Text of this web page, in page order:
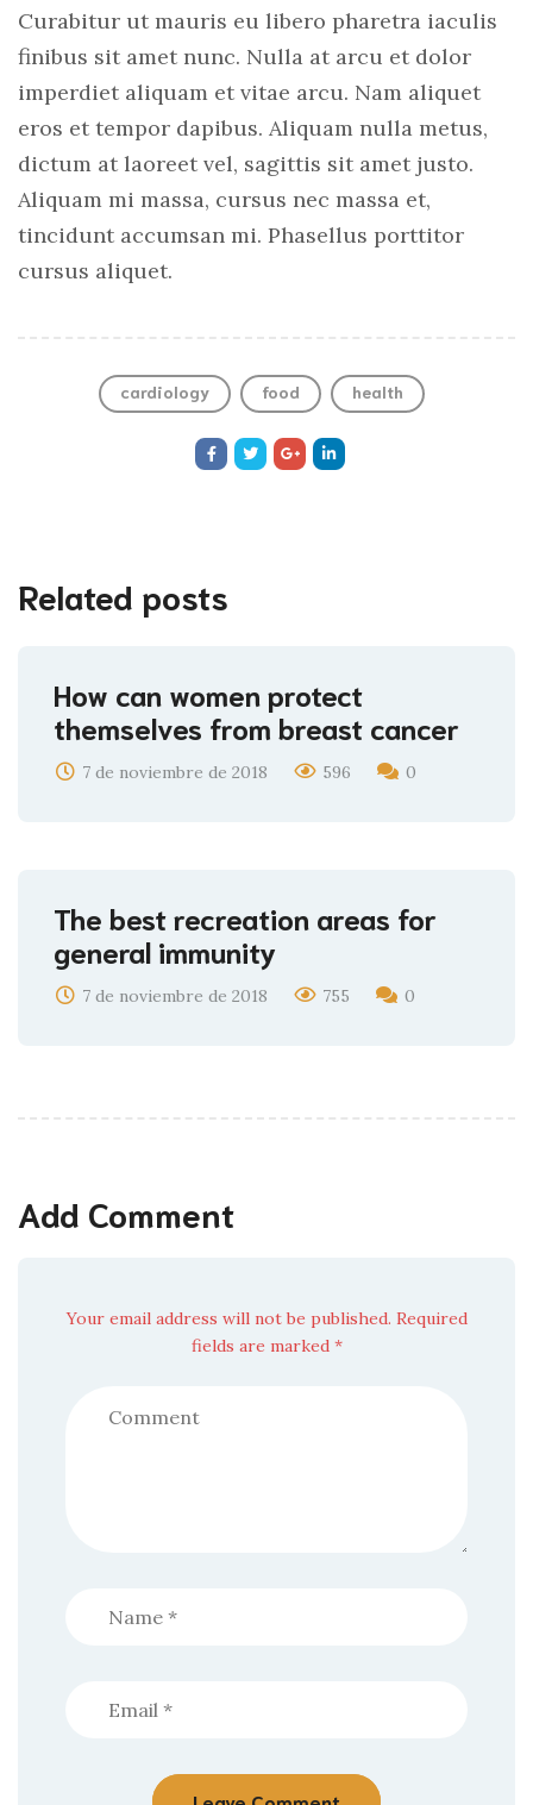
Curabitur ut mauris eu libero pharetra iaculis
finibus sit amet nunc. Nulla at arcu et dolor
imperdiet aliquam et vitae arcu. Nam aliquet
eros et tempor dapibus. Aliquam nulla metus,
dictum at laoreet vel, sagittis sit amet justo.
Aliquam mi massa, cursus nec massa et,
tincidunt accumsan mi. Phasellus porttitor
cursus aliquet.
cardiology food health
Related posts
How can women protect
themselves from breast cancer
7 de noviembre de 2018 596 0
The best recreation areas for
general immunity
7 de noviembre de 2018 755 0
Add Comment
Your email address will not be published. Required
fields are marked *